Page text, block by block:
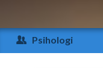
Arad
Arges
Psihologi